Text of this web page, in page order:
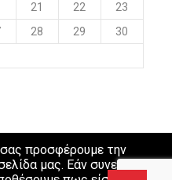
21 22
23
28 29
30
προσφέρουμε την
μας. Εάν συνεχίσετε να